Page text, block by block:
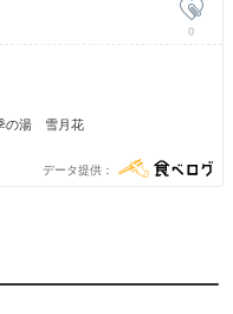
0
の湯 雪月花
データ提供